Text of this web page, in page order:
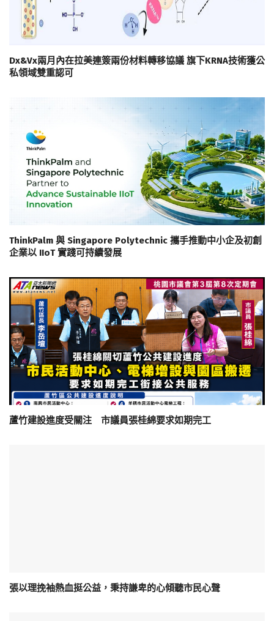
Dx&Vx兩月內在拉美連簽兩份材料轉移協議 旗下KRNA技術獲公
私領域雙重認可
ThinkPalm 與 Singapore Polytechnic 攜手推動中小企及初創
企業以 IIoT 實踐可持續發展
蘆竹建設進度受關注 市議員張桂綿要求如期完工
張以理挽袖熱血挺公益，秉持謙卑的心傾聽市民心聲